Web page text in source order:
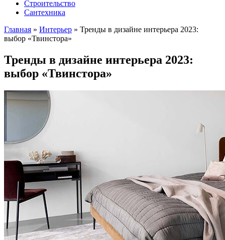
Строительство
Сантехника
Главная » Интерьер » Тренды в дизайне интерьера 2023:
выбор «Твинстора»
Тренды в дизайне интерьера 2023:
выбор «Твинстора»